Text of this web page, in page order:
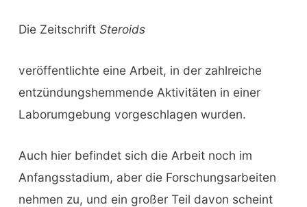
Die Zeitschrift Steroids
veröffentlichte eine Arbeit, in der zahlreiche
entzündungshemmende Aktivitäten in einer
Laborumgebung vorgeschlagen wurden.
Auch hier befindet sich die Arbeit noch im
Anfangsstadium, aber die Forschungsarbeiten
nehmen zu, und ein großer Teil davon scheint